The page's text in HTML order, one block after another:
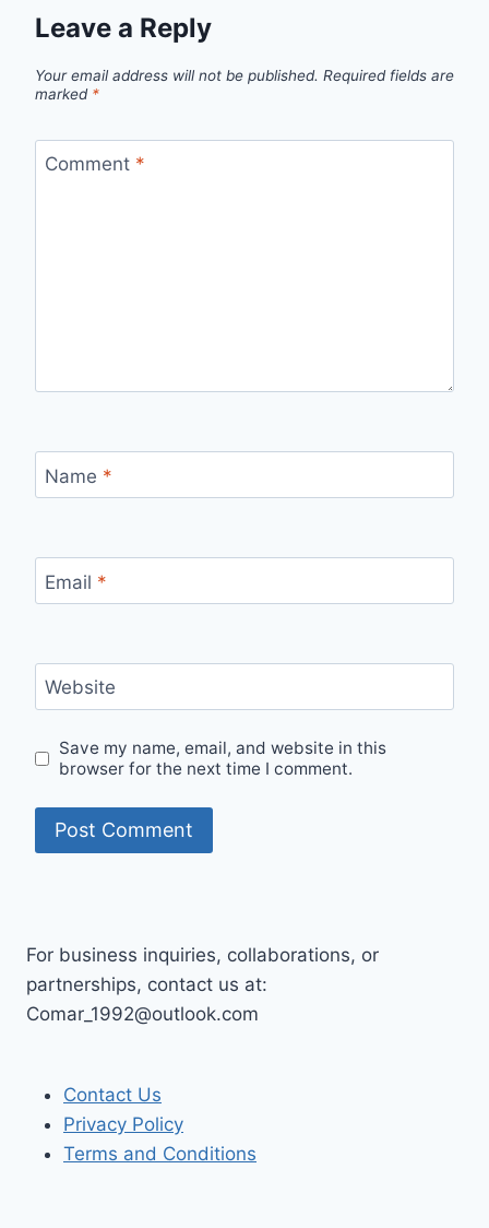
Leave a Reply
Your email address will not be published. Required fields are
marked *
Comment *
Name *
Email *
Website
Save my name, email, and website in this
browser for the next time I comment.
For business inquiries, collaborations, or
partnerships, contact us at:
Comar_1992@outlook.com
Contact Us
Privacy Policy
Terms and Conditions